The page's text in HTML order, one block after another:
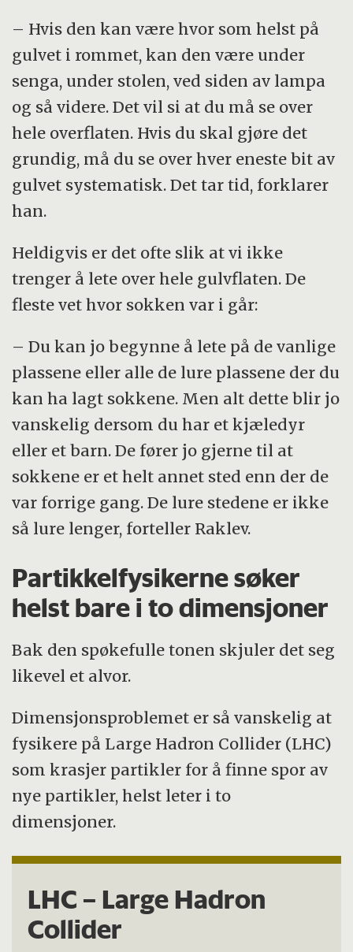
– Hvis den kan være hvor som helst på
gulvet i rommet, kan den være under
senga, under stolen, ved siden av lampa
og så videre. Det vil si at du må se over
hele overflaten. Hvis du skal gjøre det
grundig, må du se over hver eneste bit av
gulvet systematisk. Det tar tid, forklarer
han.
Heldigvis er det ofte slik at vi ikke
trenger å lete over hele gulvflaten. De
fleste vet hvor sokken var i går:
– Du kan jo begynne å lete på de vanlige
plassene eller alle de lure plassene der du
kan ha lagt sokkene. Men alt dette blir jo
vanskelig dersom du har et kjæledyr
eller et barn. De fører jo gjerne til at
sokkene er et helt annet sted enn der de
var forrige gang. De lure stedene er ikke
så lure lenger, forteller Raklev.
Partikkelfysikerne søker
helst bare i to dimensjoner
Bak den spøkefulle tonen skjuler det seg
likevel et alvor.
Dimensjonsproblemet er så vanskelig at
fysikere på Large Hadron Collider (LHC)
som krasjer partikler for å finne spor av
nye partikler, helst leter i to
dimensjoner.
LHC – Large Hadron
Collider